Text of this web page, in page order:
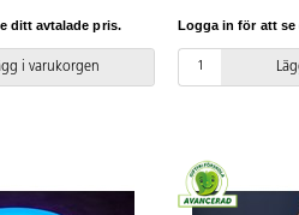
Det finns 6
och
Plasttråget
ditt avtalade pris.
i varukorgen
i samarbete.
vilket gör det
utforska lera,
Energiklass A+,
Mått: H50 och ø
Logga in för att